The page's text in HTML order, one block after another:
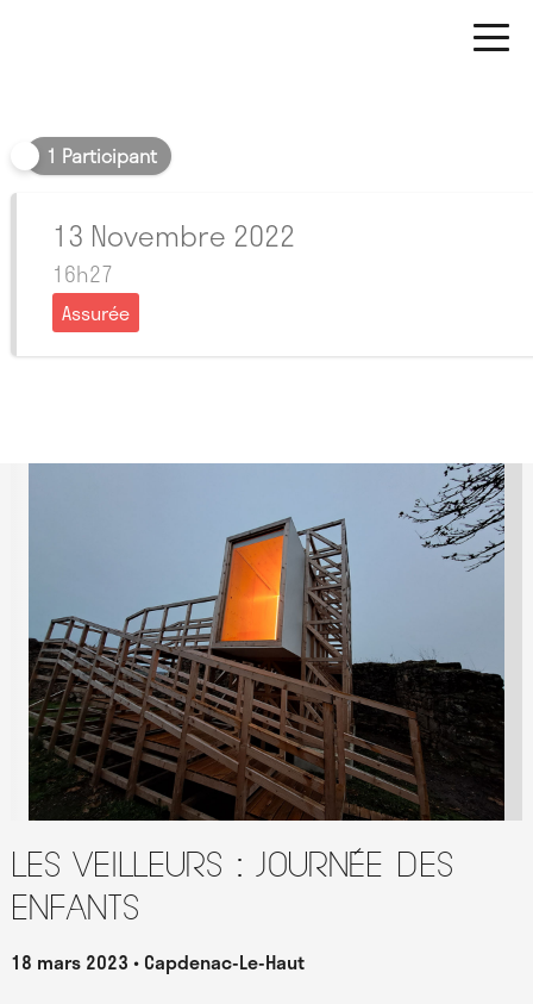
1 Participant
13 Novembre 2022
16h27
Assurée
Les Veilleurs : journée des
enfants
18 mars 2023 Capdenac-Le-Haut